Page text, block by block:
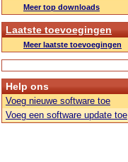
Meer top downloads
Laatste toevoegingen
Meer laatste toevoegingen
Help ons
Voeg nieuwe software toe
Voeg een software update toe